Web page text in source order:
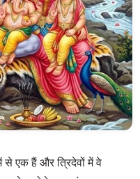
से एक हैं और त्रिदेवों में वे